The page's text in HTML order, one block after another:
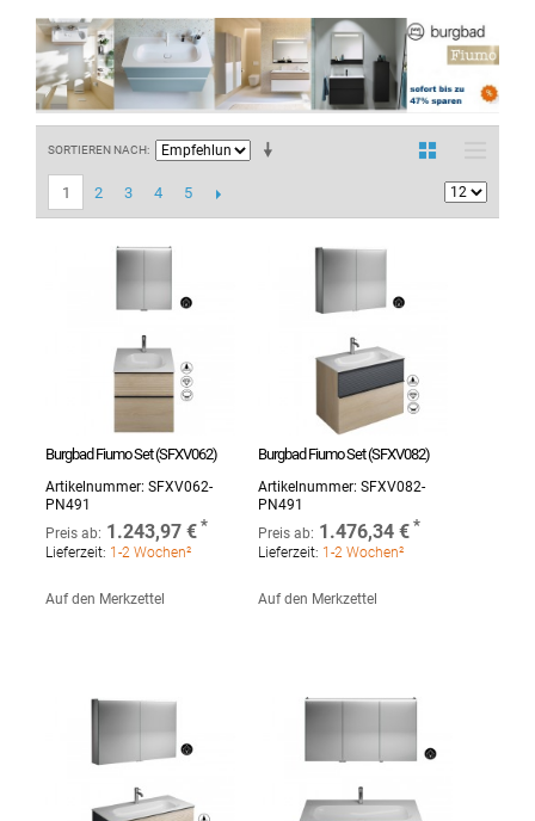
SORTIEREN NACH
1 2 3 4 5
Burgbad Fiumo Set (SFXV062)
Artikelnummer: SFXV062-
PN491
Preis ab: 1.243,97 €
Lieferzeit: 1-2 Wochen²
Auf den Merkzettel
Burgbad Fiumo Set (SFXV082)
Artikelnummer:SFXV082-
PN491
Preis ab: 1.476,34 €
Lieferzeit: 1-2 Wochen²
Auf den Merkzettel